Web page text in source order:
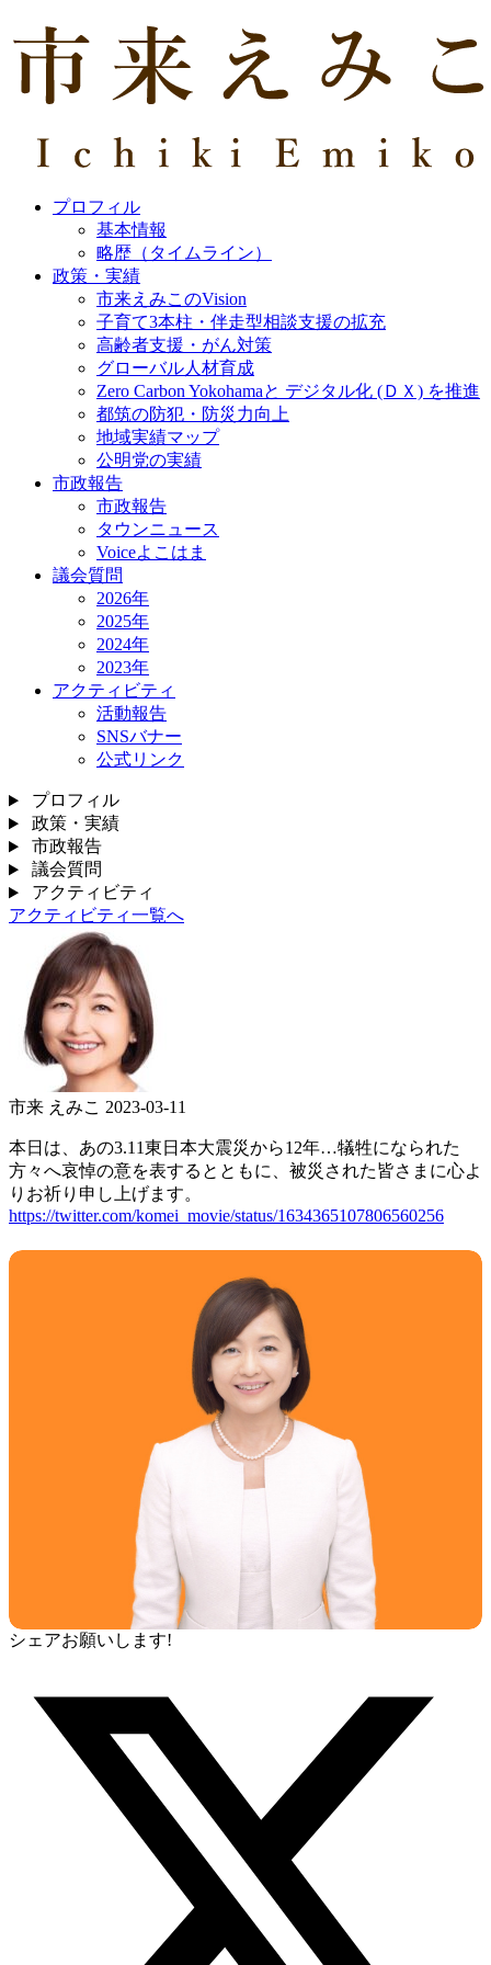
プロフィル
基本情報
略歴（タイムライン）
政策・実績
市来えみこのVision
子育て3本柱・伴走型相談支援の拡充
高齢者支援・がん対策
グローバル人材育成
Zero Carbon Yokohamaと デジタル化 (ＤＸ) を推進
都筑の防犯・防災力向上
地域実績マップ
公明党の実績
市政報告
市政報告
タウンニュース
Voiceよこはま
議会質問
2026年
2025年
2024年
2023年
アクティビティ
活動報告
SNSバナー
公式リンク
プロフィル
政策・実績
市政報告
議会質問
アクティビティ
アクティビティ一覧へ
市来 えみこ 2023-03-11
本日は、あの3.11東日本大震災から12年…犠牲になられた
方々へ哀悼の意を表するとともに、被災された皆さまに心よ
りお祈り申し上げます。
https://twitter.com/komei_movie/status/1634365107806560256
シェアお願いします!